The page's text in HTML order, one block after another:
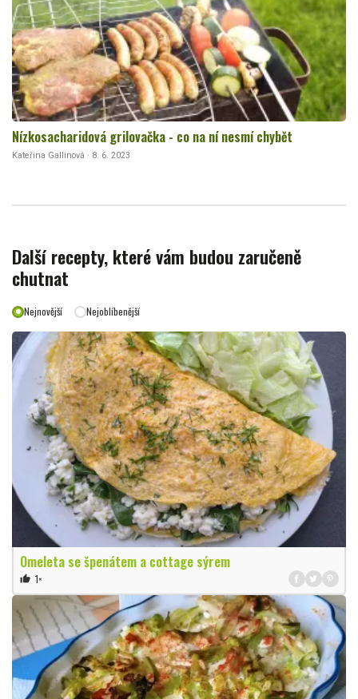
Nízkosacharidová grilovačka - co na ní nesmí chybět
Kateřina Gallinová · 8. 6. 2023
Další recepty, které vám budou zaručeně
chutnat
Nejnovější Nejoblíbenější
Omeleta se špenátem a cottage sýrem
thumb_up 1×